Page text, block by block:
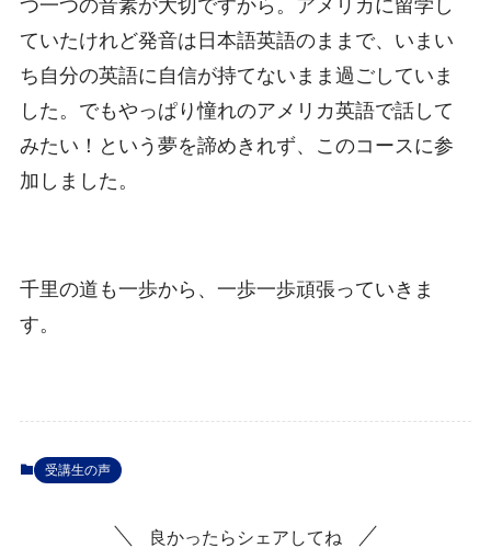
つ一つの音素が大切ですから。アメリカに留学し
ていたけれど発音は日本語英語のままで、いまい
ち自分の英語に自信が持てないまま過ごしていま
した。でもやっぱり憧れのアメリカ英語で話して
みたい！という夢を諦めきれず、このコースに参
加しました。
千里の道も一歩から、一歩一歩頑張っていきま
す。
受講生の声
良かったらシェアしてね